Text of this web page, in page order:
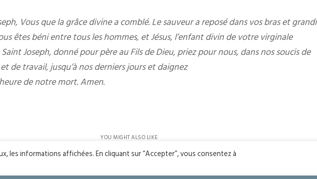
Vous que la grâce divine a comblé. Le sauveur a reposé dans vos bras et grandi
êtes béni entre tous les hommes, et Jésus, l’enfant divin de votre virginale
Joseph, donné pour père au Fils de Dieu, priez pour nous, dans nos soucis de
de travail, jusqu’à nos derniers jours et daignez
de notre mort. Amen.
YOU MIGHT ALSO LIKE
One of the following
saints Seigneur merci !
les informations affichées. En cliquant sur “Accepter”, vous consentez à